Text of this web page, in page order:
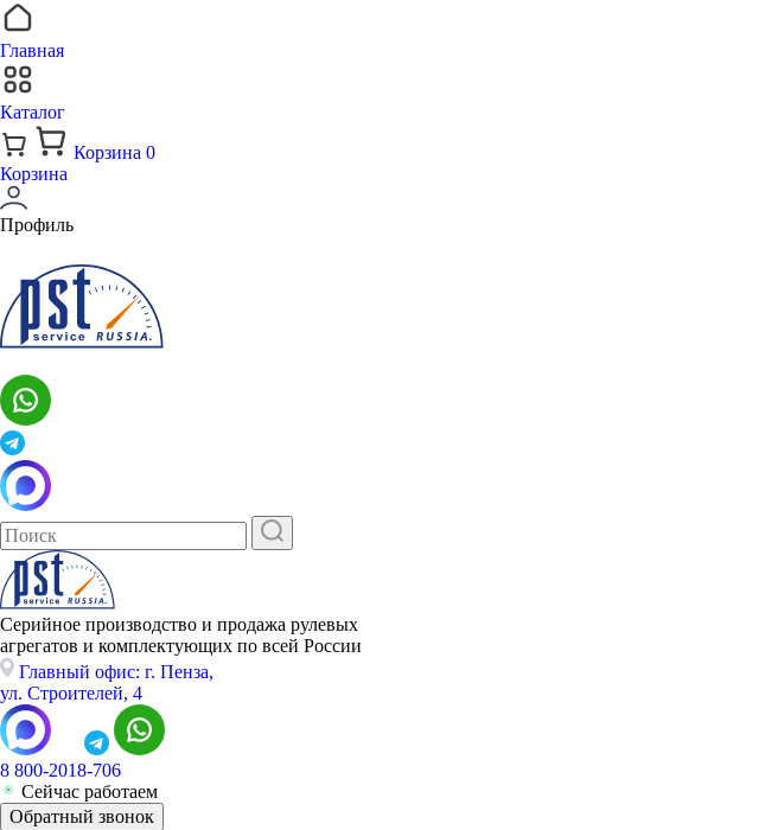
Главная
Каталог
Корзина 0
Корзина
Профиль
Серийное производство и продажа рулевых
агрегатов и комплектующих по всей России
Главный офис: г. Пенза,
ул. Строителей, 4
8 800-2018-706
Сейчас работаем
Обратный звонок